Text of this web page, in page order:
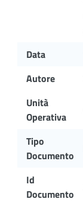
Data
Autore
Unità
Operativa
Tipo
Documento
Id
Documento